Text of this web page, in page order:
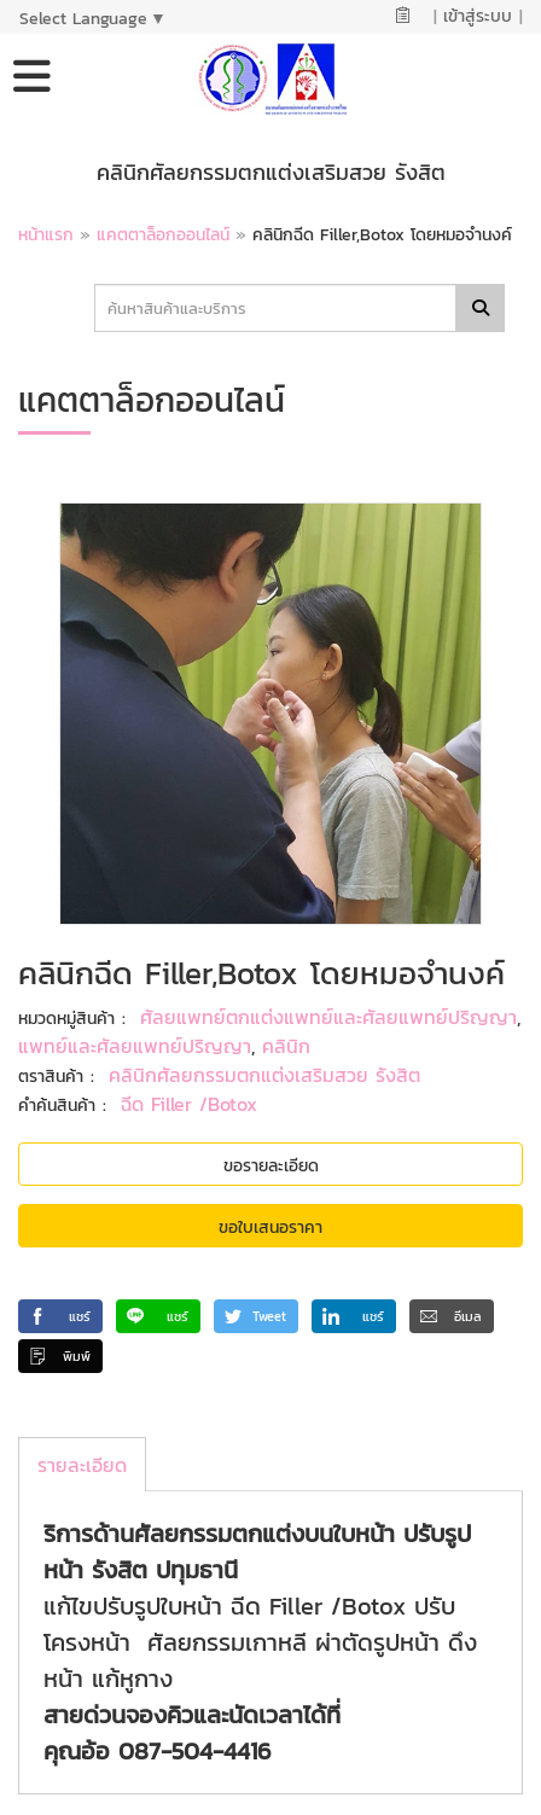
Select Language ▼ | เข้าสู่ระบบ |
คลินิกศัลยกรรมตกแต่งเสริมสวย รังสิต
หน้าแรก » แคตตาล็อกออนไลน์ » คลินิกฉีด Filler,Botox โดยหมอจำนงค์
แคตตาล็อกออนไลน์
คลินิกฉีด Filler,Botox โดยหมอจำนงค์
หมวดหมู่สินค้า : ศัลยแพทย์ตกแต่งแพทย์และศัลยแพทย์ปริญญา,
แพทย์และศัลยแพทย์ปริญญา, คลินิก
ตราสินค้า : คลินิกศัลยกรรมตกแต่งเสริมสวย รังสิต
คำค้นสินค้า : ฉีด Filler /Botox
ขอรายละเอียด
ขอใบเสนอราคา
แชร์ แชร์ Tweet แชร์ อีเมล
พิมพ์
รายละเอียด
ริการด้านศัลยกรรมตกแต่งบนใบหน้า ปรับรูป
หน้า รังสิต ปทุมธานี
แก้ไขปรับรูปใบหน้า ฉีด Filler /Botox ปรับ
โครงหน้า ศัลยกรรมเกาหลี ผ่าตัดรูปหน้า ดึง
หน้า แก้หูกาง
สายด่วนจองคิวและนัดเวลาได้ที่
คุณอ้อ 087-504-4416